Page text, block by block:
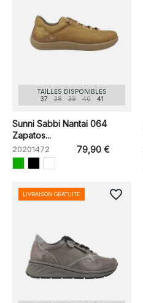
TAILLES DISPONIBLES
37
38 39 40 41
Sunni Sabbi Nantai 064
Zapatos...
20201472 79,90 €
LIVRAISON GRATUITE favorite_border